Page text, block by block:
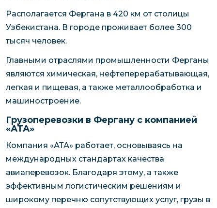
Располагается Фергана в 420 км от столицы
Узбекистана. В городе проживает более 300
тысяч человек.
Главными отраслями промышленности Ферганы
являются химическая, нефтеперерабатывающая,
легкая и пищевая, а также металлообработка и
машиностроение.
Грузоперевозки в Фергану с компанией
«АТА»
Компания «АТА» работает, основываясь на
международных стандартах качества
авиаперевозок. Благодаря этому, а также
эффективным логистическим решениям и
широкому перечню сопутствующих услуг, грузы в